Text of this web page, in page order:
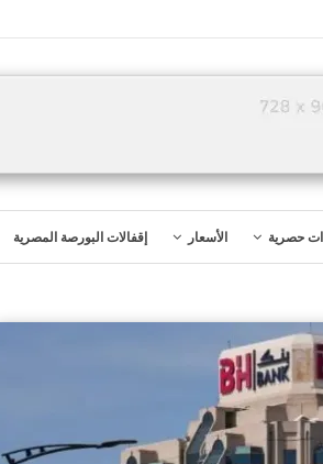
حصرية الأسعار إقفالات البورصة المصرية